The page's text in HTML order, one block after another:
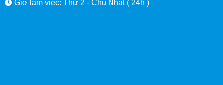
Giờ làm việc: Thứ 2 - Chủ Nhật ( 24h )